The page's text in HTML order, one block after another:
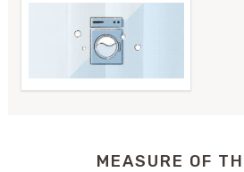
MEASURE OF